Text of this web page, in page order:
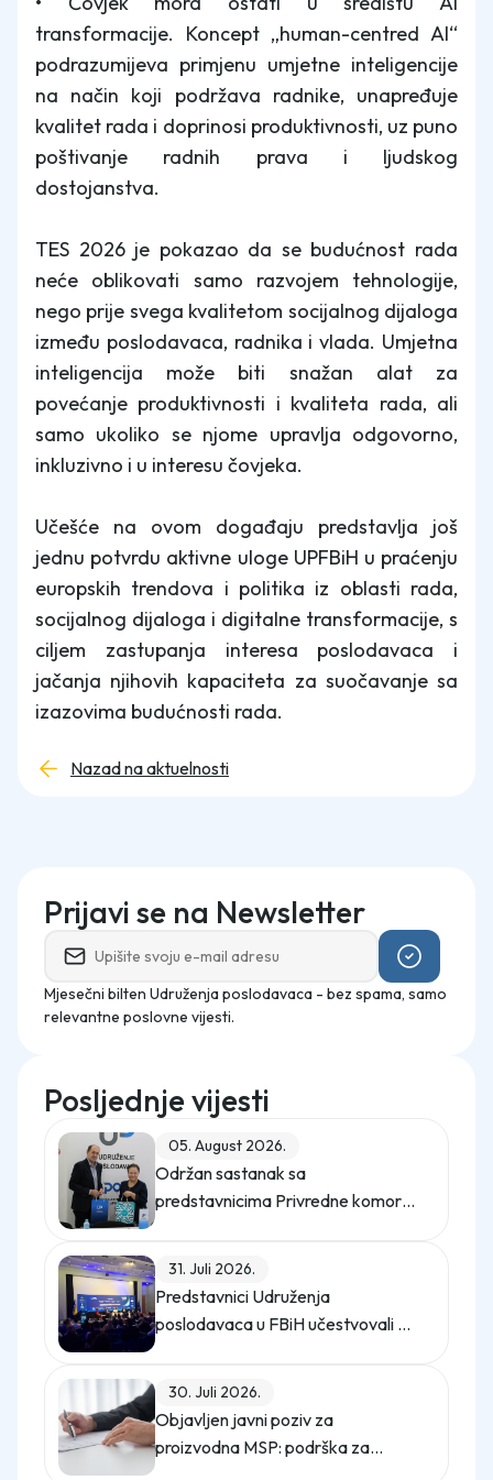
transformacije. Koncept „human-centred AI“
podrazumijeva primjenu umjetne inteligencije
na način koji podržava radnike, unapređuje
kvalitet rada i doprinosi produktivnosti, uz puno
poštivanje radnih prava i ljudskog
dostojanstva.
TES 2026 je pokazao da se budućnost rada
neće oblikovati samo razvojem tehnologije,
nego prije svega kvalitetom socijalnog dijaloga
između poslodavaca, radnika i vlada. Umjetna
inteligencija može biti snažan alat za
povećanje produktivnosti i kvaliteta rada, ali
samo ukoliko se njome upravlja odgovorno,
inkluzivno i u interesu čovjeka.
Učešće na ovom događaju predstavlja još
jednu potvrdu aktivne uloge UPFBiH u praćenju
europskih trendova i politika iz oblasti rada,
socijalnog dijaloga i digitalne transformacije, s
ciljem zastupanja interesa poslodavaca i
jačanja njihovih kapaciteta za suočavanje sa
izazovima budućnosti rada.
Nazad na aktuelnosti
Prijavi se na Newsletter
Mjesečni bilten Udruženja poslodavaca - bez spama, samo
relevantne poslovne vijesti.
Posljednje vijesti
05. August 2026.
Održan sastanak sa
predstavnicima Privredne komore
31. Juli 2026.
Predstavnici Udruženja
poslodavaca u FBiH učestvovali na
30. Juli 2026.
Objavljen javni poziv za
proizvodna MSP: podrška za